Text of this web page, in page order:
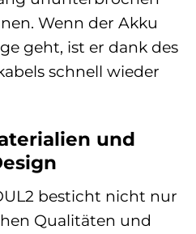
Wenn der Akku
geht, ist er dank des
schnell wieder
und
besticht nicht nur
Qualitäten und